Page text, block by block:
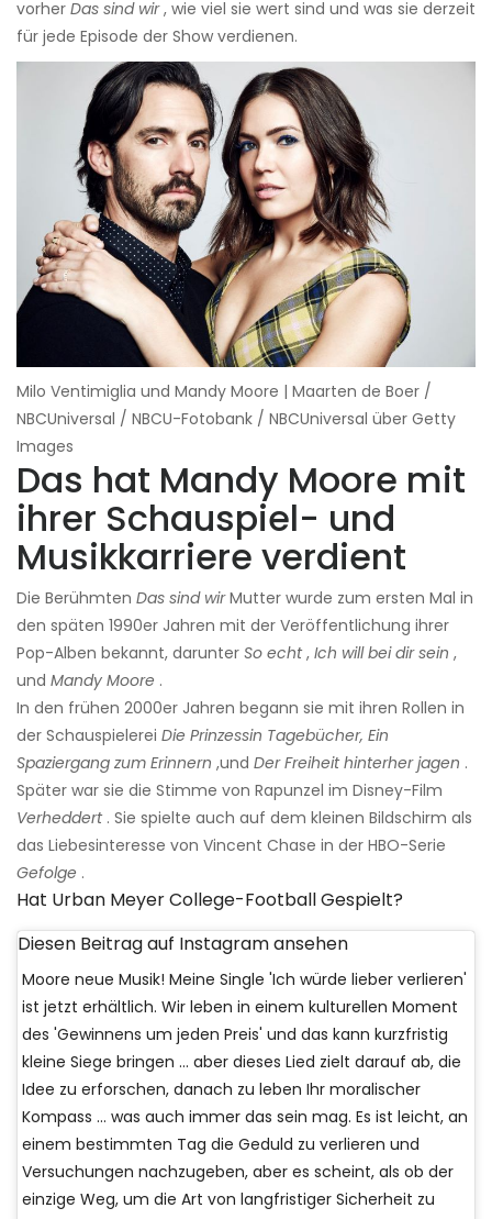
vorher Das sind wir, wie viel sie wert sind und was sie derzeit
für jede Episode der Show verdienen.
Milo Ventimiglia und Mandy Moore | Maarten de Boer /
NBCUniversal / NBCU-Fotobank / NBCUniversal über Getty
Images
Das hat Mandy Moore mit
ihrer Schauspiel- und
Musikkarriere verdient
Die Berühmten Das sind wirMutter wurde zum ersten Mal in
den späten 1990er Jahren mit der Veröffentlichung ihrer
Pop-Alben bekannt, darunter So echt, Ich will bei dir sein ,
und Mandy Moore .
In den frühen 2000er Jahren begann sie mit ihren Rollen in
der Schauspielerei Die Prinzessin Tagebücher, Ein
Spaziergang zum Erinnern ,und Der Freiheit hinterher jagen .
Später war sie die Stimme von Rapunzel im Disney-Film
Verheddert. Sie spielte auch auf dem kleinen Bildschirm als
das Liebesinteresse von Vincent Chase in der HBO-Serie
Gefolge .
Hat Urban Meyer College-Football Gespielt?
Diesen Beitrag auf Instagram ansehen
Moore neue Musik! Meine Single 'Ich würde lieber verlieren'
ist jetzt erhältlich. Wir leben in einem kulturellen Moment
des 'Gewinnens um jeden Preis' und das kann kurzfristig
kleine Siege bringen ... aber dieses Lied zielt darauf ab, die
Idee zu erforschen, danach zu leben Ihr moralischer
Kompass ... was auch immer das sein mag. Es ist leicht, an
einem bestimmten Tag die Geduld zu verlieren und
Versuchungen nachzugeben, aber es scheint, als ob der
einzige Weg, um die Art von langfristiger Sicherheit zu